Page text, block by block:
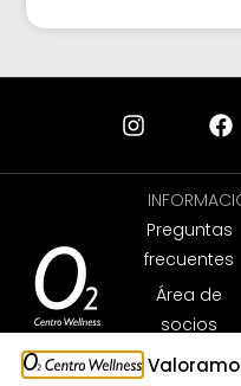
Preguntas
frecuentes
Área de
socios
App